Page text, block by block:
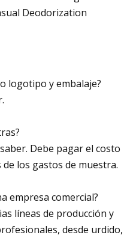
logotipo y embalaje?
Debe pagar el costo
los gastos de muestra.
empresa comercial?
líneas de producción y
desde urdido,